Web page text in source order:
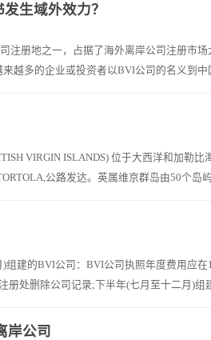
生域外效力？
注册地之一，占据了海外离岸公司注册市
越多的企业或投资者以BVI公司的名义到
VIRGIN ISLANDS) 位于大西洋和加勒
公路发达。英属维京群岛由50个岛
建的BVI公司：BVI公司执照年度费用应
册处删除公司记录;下半年(七月至十二月)组
岸公司